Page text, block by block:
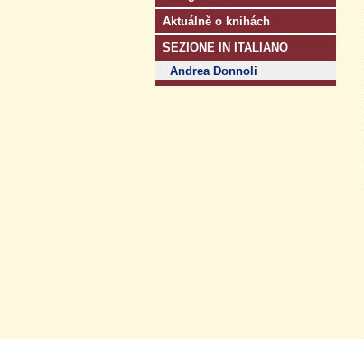
Aktuálně o knihách
SEZIONE IN ITALIANO
Andrea Donnoli